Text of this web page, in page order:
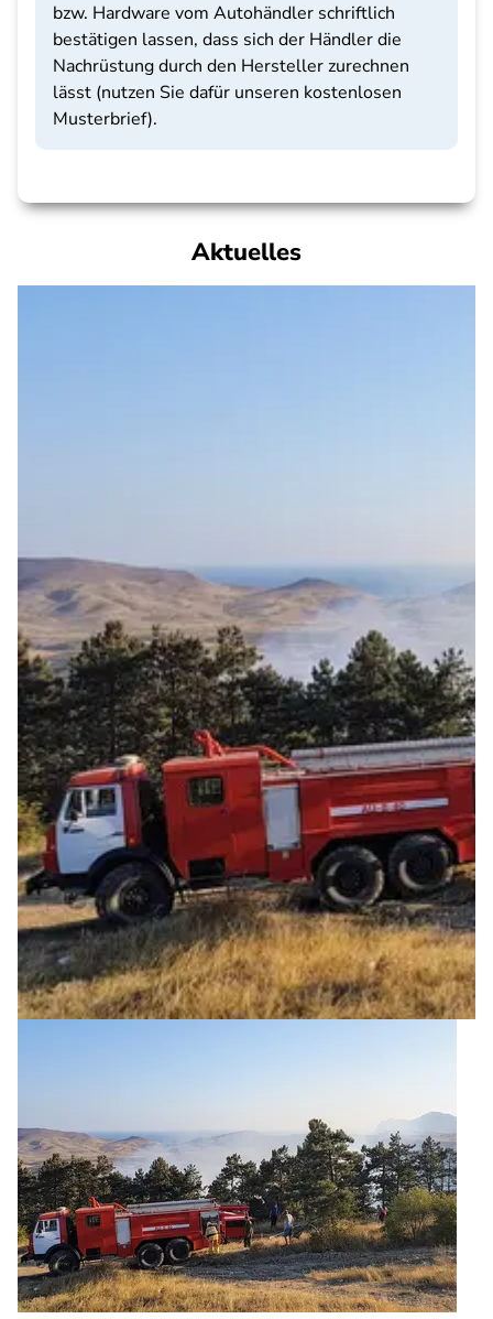
bzw. Hardware vom Autohändler schriftlich
bestätigen lassen, dass sich der Händler die
Nachrüstung durch den Hersteller zurechnen
lässt (nutzen Sie dafür unseren kostenlosen
Musterbrief).
Aktuelles